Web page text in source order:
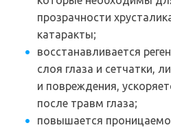
прозрачности
катаракты;
восстанавливается
слоя глаза и сетчатки,
и повреждения,
после травм глаза;
повышается